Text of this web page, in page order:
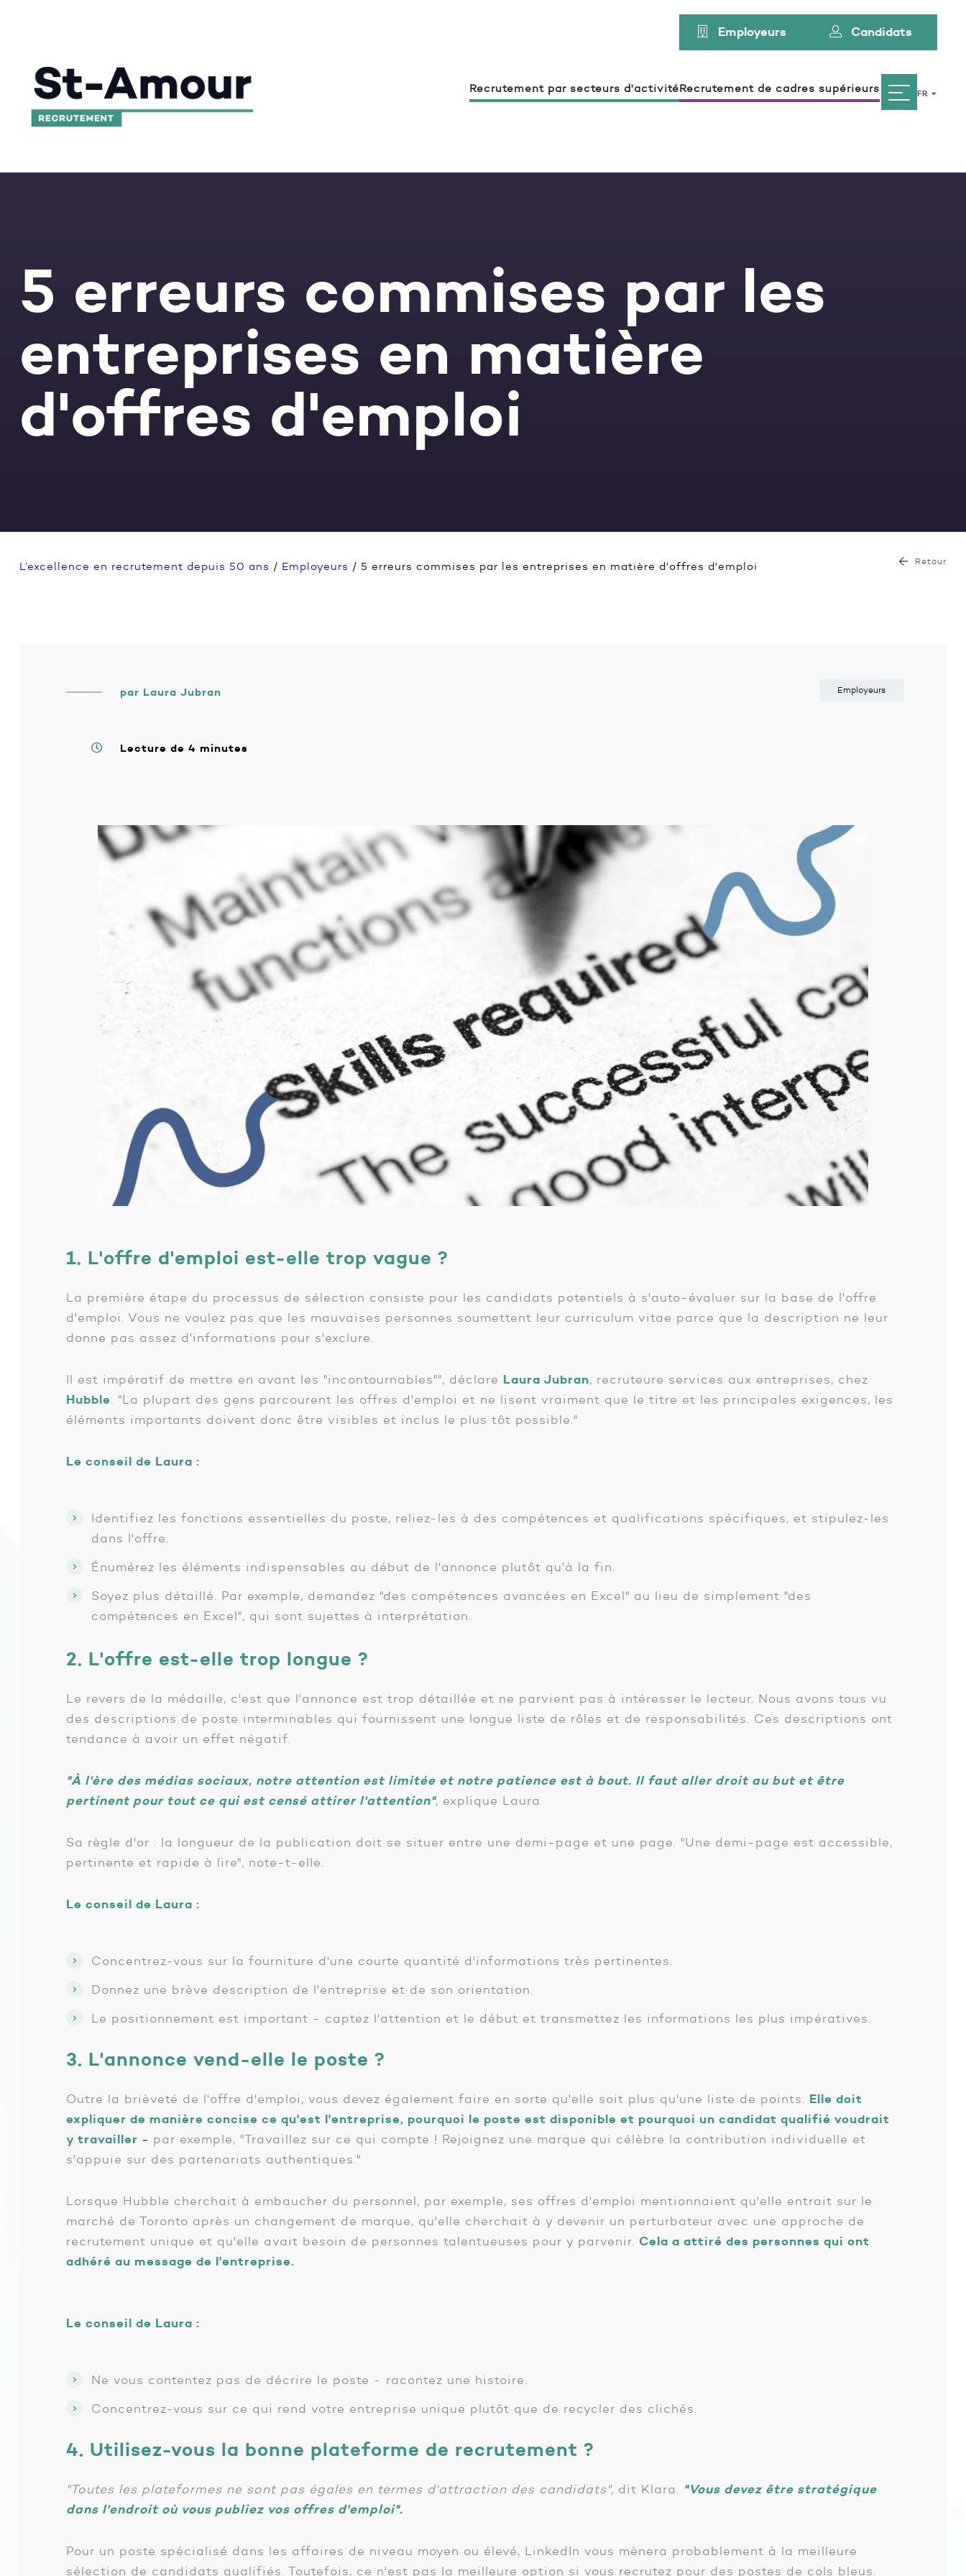
Employeurs Candidats
Recrutement par secteurs d'activitéRecrutement de cadres supérieurs FR
5 erreurs commises par les
entreprises en matière
d'offres d'emploi
Retour
L’excellence en recrutement depuis 50 ans / Employeurs / 5 erreurs commises par les entreprises en matière d'offres d'emploi
par Laura Jubran Employeurs
Lecture de 4 minutes
1. L'offre d'emploi est-elle trop vague ?
La première étape du processus de sélection consiste pour les candidats potentiels à s'auto-évaluer sur la base de l'offre
d'emploi. Vous ne voulez pas que les mauvaises personnes soumettent leur curriculum vitae parce que la description ne leur
donne pas assez d'informations pour s'exclure.
Il est impératif de mettre en avant les "incontournables"", déclare Laura Jubran, recruteure services aux entreprises, chez
Hubble. "La plupart des gens parcourent les offres d'emploi et ne lisent vraiment que le titre et les principales exigences, les
éléments importants doivent donc être visibles et inclus le plus tôt possible."
Le conseil de Laura :
Identifiez les fonctions essentielles du poste, reliez-les à des compétences et qualifications spécifiques, et stipulez-les
dans l'offre.
Énumérez les éléments indispensables au début de l'annonce plutôt qu'à la fin.
Soyez plus détaillé. Par exemple, demandez "des compétences avancées en Excel" au lieu de simplement "des
compétences en Excel", qui sont sujettes à interprétation.
2. L'offre est-elle trop longue ?
Le revers de la médaille, c'est que l'annonce est trop détaillée et ne parvient pas à intéresser le lecteur. Nous avons tous vu
des descriptions de poste interminables qui fournissent une longue liste de rôles et de responsabilités. Ces descriptions ont
tendance à avoir un effet négatif.
"À l'ère des médias sociaux, notre attention est limitée et notre patience est à bout. Il faut aller droit au but et être
pertinent pour tout ce qui est censé attirer l'attention", explique Laura.
Sa règle d'or : la longueur de la publication doit se situer entre une demi-page et une page. "Une demi-page est accessible,
pertinente et rapide à lire", note-t-elle.
Le conseil de Laura :
Concentrez-vous sur la fourniture d'une courte quantité d'informations très pertinentes.
Donnez une brève description de l'entreprise et de son orientation.
Le positionnement est important - captez l'attention et le début et transmettez les informations les plus impératives.
3. L'annonce vend-elle le poste ?
Outre la brièveté de l'offre d'emploi, vous devez également faire en sorte qu'elle soit plus qu'une liste de points. Elle doit
expliquer de manière concise ce qu'est l'entreprise, pourquoi le poste est disponible et pourquoi un candidat qualifié voudrait
y travailler - par exemple, "Travaillez sur ce qui compte ! Rejoignez une marque qui célèbre la contribution individuelle et
s'appuie sur des partenariats authentiques."
Lorsque Hubble cherchait à embaucher du personnel, par exemple, ses offres d'emploi mentionnaient qu'elle entrait sur le
marché de Toronto après un changement de marque, qu'elle cherchait à y devenir un perturbateur avec une approche de
recrutement unique et qu'elle avait besoin de personnes talentueuses pour y parvenir. Cela a attiré des personnes qui ont
adhéré au message de l'entreprise.
Le conseil de Laura :
Ne vous contentez pas de décrire le poste - racontez une histoire.
Concentrez-vous sur ce qui rend votre entreprise unique plutôt que de recycler des clichés.
4. Utilisez-vous la bonne plateforme de recrutement ?
"Toutes les plateformes ne sont pas égales en termes d'attraction des candidats", dit Klara. "Vous devez être stratégique
dans l'endroit où vous publiez vos offres d'emploi".
Pour un poste spécialisé dans les affaires de niveau moyen ou élevé, LinkedIn vous mènera probablement à la meilleure
sélection de candidats qualifiés. Toutefois, ce n'est pas la meilleure option si vous recrutez pour des postes de cols bleus.